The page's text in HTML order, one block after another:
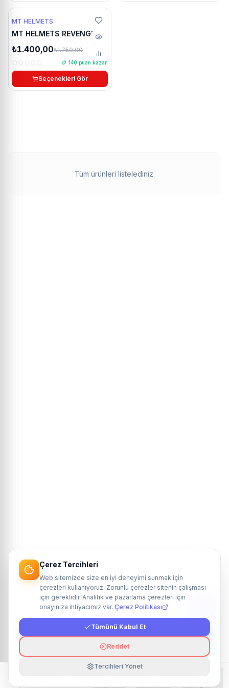
🔥 Çok Satan
MT HELMETS
MT HELMETS REVENGE 2
aksiyon kamera çene
bağlantı aparatı seti
₺1.400,00₺1.750,00
🪙 140 puan kazan
Seçenekleri Gör
Tüm ürünleri listelediniz.
Kategoriler
Çerez Tercihleri
Web sitemizde size en iyi deneyimi sunmak için
çerezleri kullanıyoruz. Zorunlu çerezler sitenin çalışması
için gereklidir. Analitik ve pazarlama çerezleri için
onayınıza ihtiyacımız var. Çerez Politikası
Tercihleri Yönet
Reddet
Tümünü Kabul Et